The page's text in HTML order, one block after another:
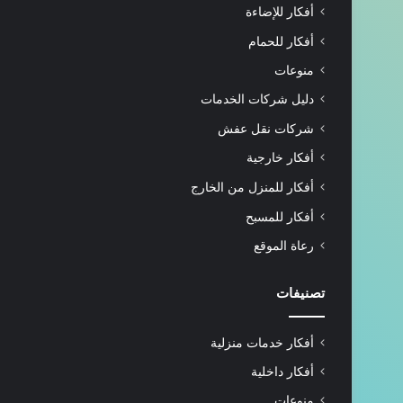
أفكار للإضاءة
أفكار للحمام
منوعات
دليل شركات الخدمات
شركات نقل عفش
أفكار خارجية
أفكار للمنزل من الخارج
أفكار للمسبح
رعاة الموقع
تصنيفات
أفكار خدمات منزلية
أفكار داخلية